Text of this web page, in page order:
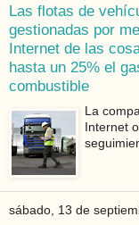
Las flotas de
gestionadas por
Internet de las
hasta un 25% el
combustible
La
Internet
sábado, 13 de